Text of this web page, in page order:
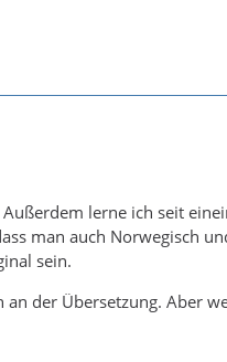
lerne ich seit
man auch Norwegisch
sein.
der Übersetzung. Aber